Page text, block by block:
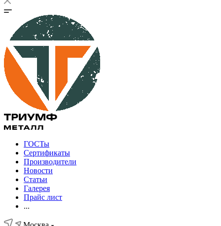
ГОСТы
Сертификаты
Производители
Новости
Статьи
Галерея
Прайс лист
...